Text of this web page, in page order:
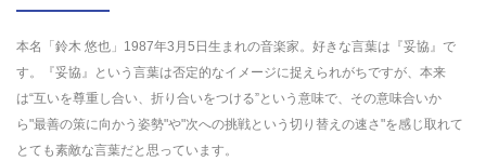
本名「鈴木 悠也」1987年3月5日生まれの音楽家。好きな言葉は『妥協』で
す。『妥協』という言葉は否定的なイメージに捉えられがちですが、本来
は“互いを尊重し合い、折り合いをつける”という意味で、その意味合いか
ら"最善の策に向かう姿勢"や"次への挑戦という切り替えの速さ"を感じ取れて
とても素敵な言葉だと思っています。